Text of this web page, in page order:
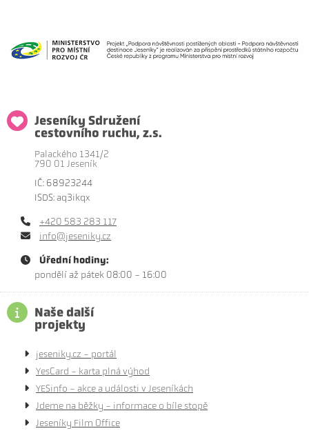
Jeseníky Sdružení
cestovního ruchu, z.s.
Palackého 1341/2
790 01 Jeseník
IČ: 68923244
ISDS: aq3ikqx
+420 583 283 117
info@jeseniky.cz
Úřední hodiny:
pondělí až pátek 08:00 - 16:00
Naše další
projekty
jeseniky.cz - portál
YesCard - karta plná výhod
YESinfo - akce a události v Jeseníkách
Jdeme na běžky - informace o bíle stopě
Jeseníky Film Office